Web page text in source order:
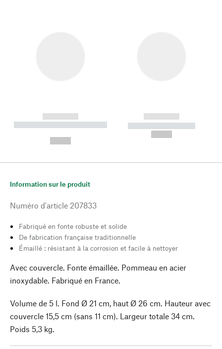
------------
----------- ----------- --------
------------
----------- -----------
Information sur le produit
Numéro d'article 207833
Fabriqué en fonte robuste et solide
De fabrication française traditionnelle
Émaillé : résistant à la corrosion et facile à nettoyer
Avec couvercle. Fonte émaillée. Pommeau en acier
inoxydable. Fabriqué en France.
Volume de 5 l. Fond Ø 21 cm, haut Ø 26 cm. Hauteur avec
couvercle 15,5 cm (sans 11 cm). Largeur totale 34 cm.
Poids 5,3 kg.